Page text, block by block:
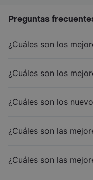
Preguntas
¿Cuáles son los
¿Cuáles son los
¿Cuáles son los
¿Cuáles son las
¿Cuáles son las